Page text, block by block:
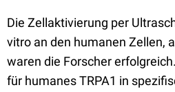
Die Zellaktivierung per
vitro an den humanen Zellen,
waren die Forscher
für humanes TRPA1 in